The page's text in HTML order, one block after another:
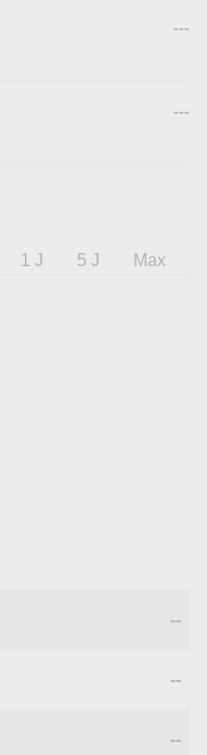
---
---
1 J 5 J Max
--
--
--